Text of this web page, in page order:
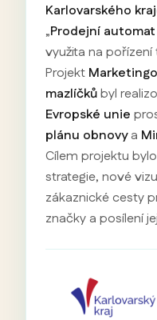
Karlovarského
„Prodejní
využita na
Projekt
mazlíčkůbyl
Evropské unie
plánu obnovya
Cílem projektu
strategie, nové
zákaznické cesty
značky a posílení